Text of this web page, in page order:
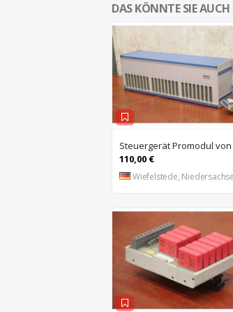
DAS KÖNNTE SIE AUCH
110,00 €
Wiefelstede, Niedersachsen,